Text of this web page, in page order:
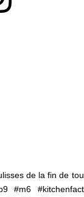
de la fin de
#m6